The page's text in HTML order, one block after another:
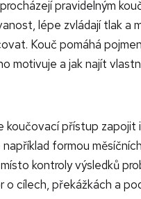
pravidelným
lépe zvládají tlak a
Kouč pomáhá
motivuje a jak najít
koučovací přístup zapojit
formou
kontroly výsledků
o cílech, překážkách a